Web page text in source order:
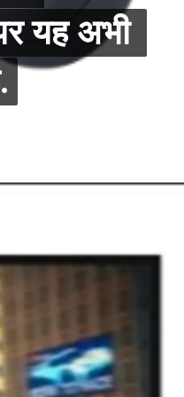
यह अभी
यह अभी